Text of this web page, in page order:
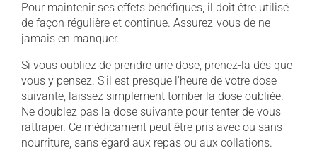
Pour maintenir ses effets bénéfiques, il doit être utilisé
de façon régulière et continue. Assurez-vous de ne
jamais en manquer.
Si vous oubliez de prendre une dose, prenez-la dès que
vous y pensez. S'il est presque l'heure de votre dose
suivante, laissez simplement tomber la dose oubliée.
Ne doublez pas la dose suivante pour tenter de vous
rattraper. Ce médicament peut être pris avec ou sans
nourriture, sans égard aux repas ou aux collations.